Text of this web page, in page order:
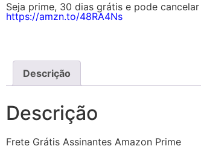
Seja prime, 30 dias grátis e pode
https://amzn.to/48RA4Ns
Descrição
Descrição
Frete Grátis Assinantes Amazon Prime